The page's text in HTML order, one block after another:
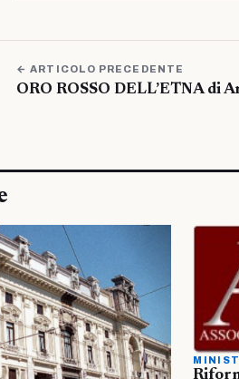
← ARTICOLO PRECEDENTE
ORO ROSSO DELL’ETNA di